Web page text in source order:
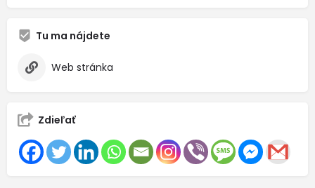
Tu ma nájdete
Web stránka
Zdieľať